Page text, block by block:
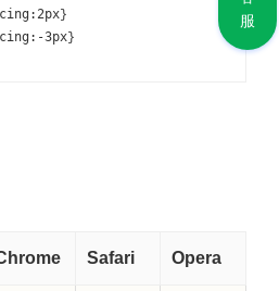
}
3px }
Safari Opera
服